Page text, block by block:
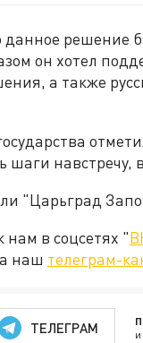
данное решение
он хотел
а также
шаги навстречу,
"Царьград
нам в соцсетях "
наш телеграм-
ТЕЛЕГРАМ